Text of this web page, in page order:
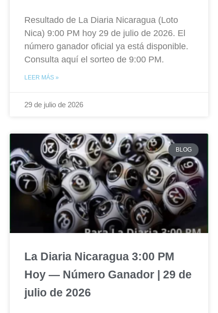
Resultado de La Diaria Nicaragua (Loto
Nica) 9:00 PM hoy 29 de julio de 2026. El
número ganador oficial ya está disponible.
Consulta aquí el sorteo de 9:00 PM.
LEER MÁS »
29 de julio de 2026
BLOG
La Diaria Nicaragua 3:00 PM
Hoy — Número Ganador | 29 de
julio de 2026